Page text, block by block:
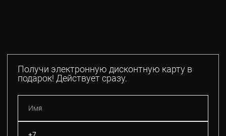
Получи электронную дисконтную карту в
подарок! Действует сразу.